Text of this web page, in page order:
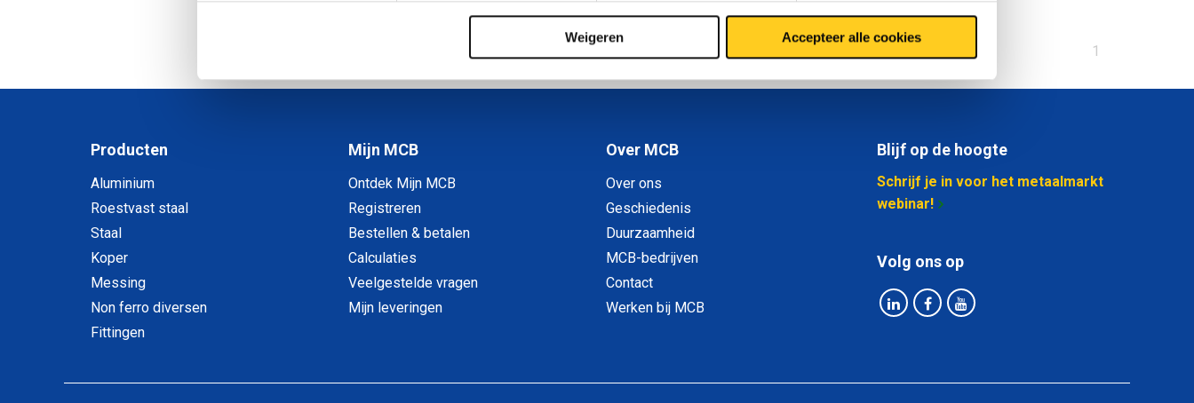
Weigeren Accepteer alle cookies
U1
Producten
Aluminium
Roestvast staal
Staal
Koper
Messing
Non ferro diversen
Fittingen
Mijn MCB
Ontdek Mijn MCB
Registreren
Bestellen & betalen
Calculaties
Veelgestelde vragen
Mijn leveringen
Over MCB
Over ons
Geschiedenis
Duurzaamheid
MCB-bedrijven
Contact
Werken bij MCB
Blijf op de hoogte
Schrijf je in voor het metaalmarkt
webinar!
Volg ons op